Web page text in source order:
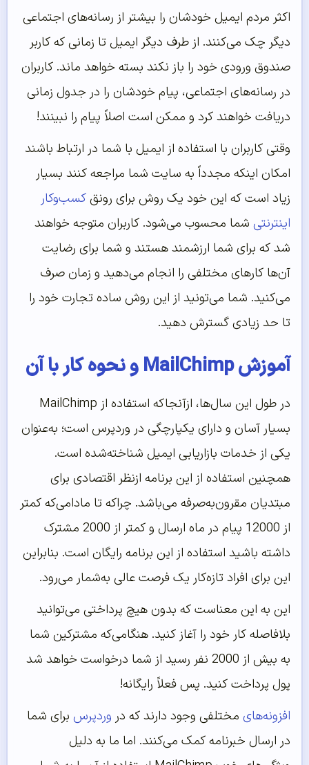
اکثر مردم ایمیل خودشان را بیشتر از رسانه‌های اجتماعی
دیگر چک می‌کنند. از طرف دیگر ایمیل تا زمانی که کاربر
صندوق ورودی خود را باز نکند بسته خواهد ماند. کاربران
در رسانه‌های اجتماعی، پیام خودشان را در جدول زمانی
دریافت خواهند کرد و ممکن است اصلاً پیام را نبینند!
وقتی کاربران با استفاده از ایمیل با شما در ارتباط باشند
امکان اینکه مجدداً به سایت شما مراجعه کنند بسیار
زیاد است که این خود یک روش برای رونقکسب‌وکار
اینترنتی شما محسوب می‌شود. کاربران متوجه خواهند
شد که برای شما ارزشمند هستند و شما برای رضایت
آن‌ها کارهای مختلفی را انجام می‌دهید و زمان صرف
می‌کنید. شما می‌‌‌‌‌تونید از این روش ساده تجارت خود را
تا حد زیادی گسترش دهید.
آموزش MailChimp و نحوه کار با آن
در طول این سال‌ها، ازآنجاکه استفاده از MailChimp
بسیار آسان و دارای یکپارچگی در وردپرس است؛ به‌عنوان
یکی از خدمات بازاریابی ایمیل شناخته‌شده است.
همچنین استفاده از این برنامه ازنظر اقتصادی برای
مبتدیان مقرون‌به‌صرفه می‌باشد. چراکه تا مادامی‌که کمتر
از 12000 پیام در ماه ارسال و کمتر از 2000 مشترک
داشته باشید استفاده از این برنامه رایگان است. بنابراین
این برای افراد تازه‌کار یک فرصت عالی به‌شمار می‌رود.
این به این معناست که بدون هیچ پرداختی می‌توانید
بلافاصله کار خود را آغاز کنید. هنگامی‌که مشترکین شما
به بیش از 2000 نفر رسید از شما درخواست خواهد شد
پول پرداخت کنید. پس فعلاً رایگانه!
افزونه‌های مختلفی وجود دارند که در وردپرس برای شما
در ارسال خبرنامه کمک می‌کنند. اما ما به دلیل